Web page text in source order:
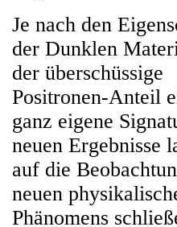
Je nach den
der Dunklen
der überschüssige
Positronen-Anteil
ganz eigene
neuen Ergebnisse
auf die
neuen
Phänomens